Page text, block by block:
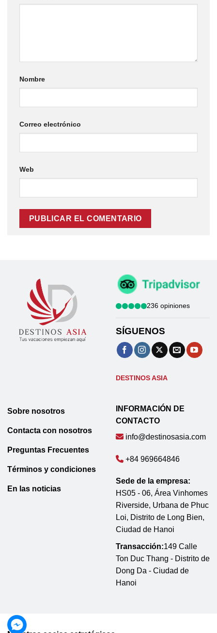
Nombre
Correo electrónico
Web
236 opiniones
SÍGUENOS
DESTINOS ASIA
Sobre nosotros
Contacta con nosotros
Preguntas Frecuentes
Términos y condiciones
En las noticias
INFORMACIÓN DE
CONTACTO
info@destinosasia.com
+84 969664846
Sede de la empresa:
HS05 - 06, Área Vinhomes
Riverside, Urbana de Phuc
Loi, Distrito de Long Bien,
Ciudad de Hanoi
Transacción:149 Calle
Ton Duc Thang - Distrito de
Dong Da - Ciudad de
Hanoi